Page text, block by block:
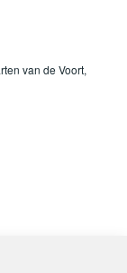
van de Voort,